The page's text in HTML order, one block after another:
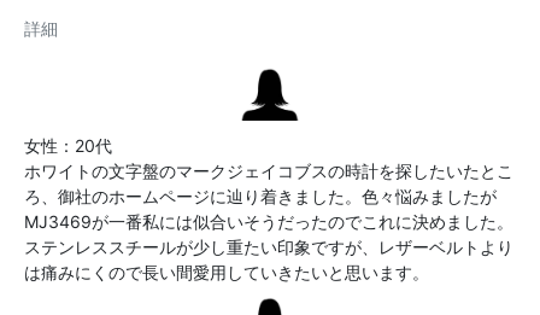
詳細
女性：20代
ホワイトの文字盤のマークジェイコブスの時計を探したいたとこ
ろ、御社のホームページに辿り着きました。色々悩みましたが
MJ3469が一番私には似合いそうだったのでこれに決めました。
ステンレススチールが少し重たい印象ですが、レザーベルトより
は痛みにくので長い間愛用していきたいと思います。